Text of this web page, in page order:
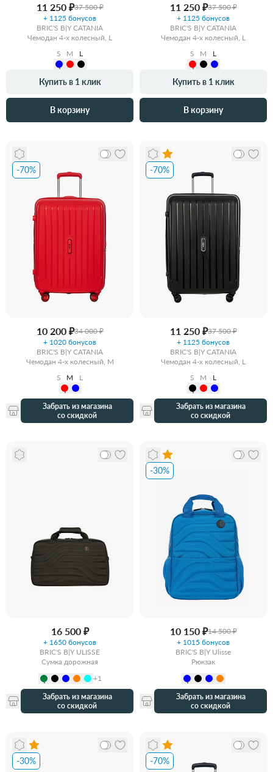
11 250 ₽37 500 ₽
+ 1125 бонусов
BRIC'S B|Y CATANIA
Чемодан 4-х колесный, L
S
M L
Купить в 1 клик
В корзину
11 250 ₽37 500 ₽
+ 1125 бонусов
BRIC'S B|Y CATANIA
Чемодан 4-х колесный, L
S
M L
Купить в 1 клик
В корзину
-70%
10 200 ₽34 000 ₽
+ 1020 бонусов
BRIC'S B|Y CATANIA
Чемодан 4-х колесный, M
S
M L
Забрать из магазина
со скидкой
-70%
11 250 ₽37 500 ₽
+ 1125 бонусов
BRIC'S B|Y CATANIA
Чемодан 4-х колесный, L
S
M L
Забрать из магазина
со скидкой
16 500 ₽
+ 1650 бонусов
BRIC'S B|Y ULISSE
Сумка дорожная
+1
Забрать из магазина
со скидкой
-30%
10 150 ₽14 500 ₽
+ 1015 бонусов
BRIC'S B|Y Ulisse
Рюкзак
Забрать из магазина
со скидкой
-30% -70%